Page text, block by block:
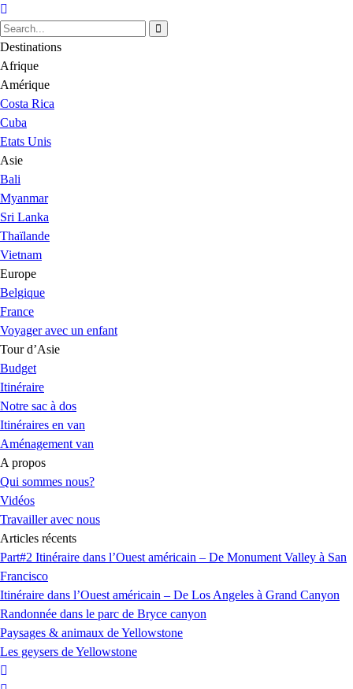
Destinations
Afrique
Amérique
Costa Rica
Cuba
Etats Unis
Asie
Bali
Myanmar
Sri Lanka
Thaïlande
Vietnam
Europe
Belgique
France
Voyager avec un enfant
Tour d’Asie
Budget
Itinéraire
Notre sac à dos
Itinéraires en van
Aménagement van
A propos
Qui sommes nous?
Vidéos
Travailler avec nous
Articles récents
Part#2 Itinéraire dans l’Ouest américain – De Monument Valley à San
Francisco
Itinéraire dans l’Ouest américain – De Los Angeles à Grand Canyon
Randonnée dans le parc de Bryce canyon
Paysages & animaux de Yellowstone
Les geysers de Yellowstone